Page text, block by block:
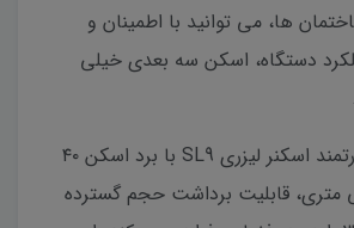
ها، می توانید با اطمینان و
دستگاه، اسکن سه بعدی خیلی
سنسور LiDAR قدرتمند اسکنر لیزری SL9 با برد اسکن ۴۰
قابلیت برداشت حجم گسترده